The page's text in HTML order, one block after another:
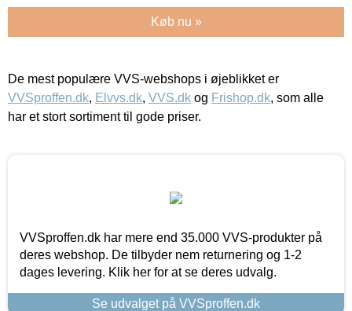
Køb nu »
De mest populære VVS-webshops i øjeblikket er
VVSproffen.dk, Elvvs.dk, VVS.dk og Frishop.dk, som alle
har et stort sortiment til gode priser.
VVSproffen.dk har mere end 35.000 VVS-produkter på
deres webshop. De tilbyder nem returnering og 1-2
dages levering. Klik her for at se deres udvalg.
Se udvalget på VVSproffen.dk